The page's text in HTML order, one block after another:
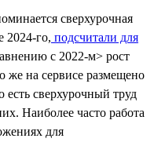
сверхурочная
2024-го, подсчитали для
с 2022-м> рост
же на сервисе размещено
есть сверхурочный труд
Наиболее часто работа
для